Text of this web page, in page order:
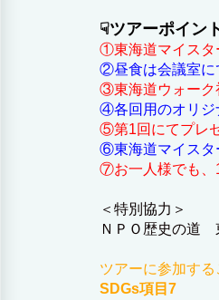
☟ツアーポイン
①東海道マイスタ
②昼食は会議室に
③東海道ウォーク
④各回用のオリジ
⑤第1回にてプレ
⑥東海道マイスタ
⑦お一人様でも、
＜特別協力＞
ＮＰＯ歴史の道
ツアーに参加する
SDGs項目7